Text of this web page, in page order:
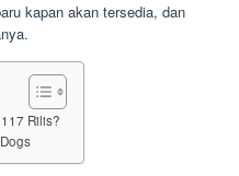
kapan akan tersedia, dan
Rilis?